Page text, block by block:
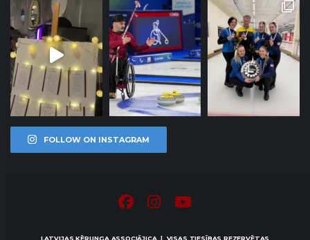
FOLLOW ON INSTAGRAM
LATVIJAS KĒRLINGA ASSOCIĀJICA | VISAS TIESĪBAS REZERVĒTAS